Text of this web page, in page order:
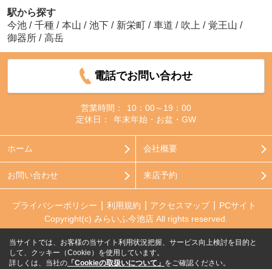
駅から探す
今池 / 千種 / 本山 / 池下 / 新栄町 / 車道 / 吹上 / 覚王山 /
御器所 / 高岳
電話でお問い合わせ
営業時間：
10：00～19：00
定休日：
年末年始・お盆・GW
ホーム 会社概要
お問い合わせ 来店予約
プライバシーポリシー 利用規約 アクセスマップ
PCサイト
Copyright(c) みらいふ今池店 All rights reserved.
当サイトでは、お客様の当サイト利用状況把握、サービス向上検討を目的と
して、クッキー（Cookie）を使用しています。
詳しくは、当社の 「Cookieの取扱いについて」 をご確認ください。